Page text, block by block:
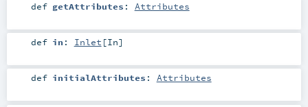
def getAttributes : Attributes
def in : Inlet [In]
def initialAttributes : Attributes